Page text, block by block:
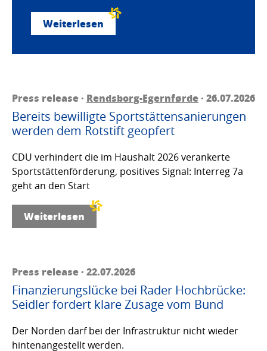
Weiterlesen
Press release · Rendsborg-Egernførde· 26.07.2026
Bereits bewilligte Sportstättensanierungen
werden dem Rotstift geopfert
CDU verhindert die im Haushalt 2026 verankerte
Sportstättenförderung, positives Signal: Interreg 7a
geht an den Start
Weiterlesen
Press release · 22.07.2026
Finanzierungslücke bei Rader Hochbrücke:
Seidler fordert klare Zusage vom Bund
Der Norden darf bei der Infrastruktur nicht wieder
hintenangestellt werden.